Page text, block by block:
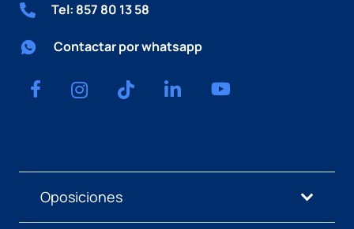
Tel: 857 80 13 58
Contactar por whatsapp
Oposiciones